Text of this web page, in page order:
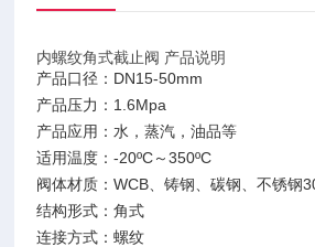
内螺纹角式截止阀 产品说明
产品口径：DN15-50mm
产品压力：1.6Mpa
产品应用：水，蒸汽，油品等
适用温度：-20ºC～350ºC
阀体材质：WCB、铸钢、碳钢、不锈钢
结构形式：角式
连接方式：螺纹